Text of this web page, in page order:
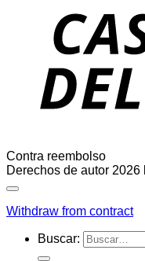
Contra reembolso
Derechos de autor 2026
Withdraw from contract
Buscar: